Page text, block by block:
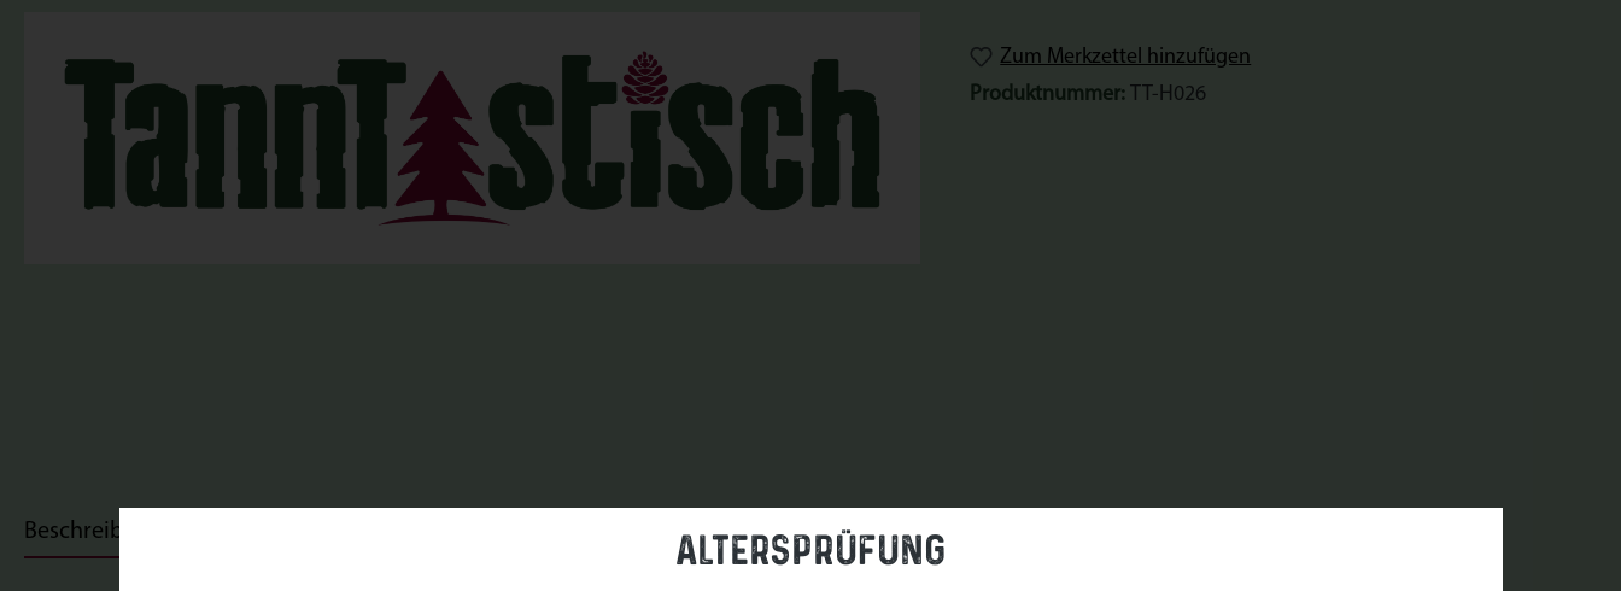
Zum Merkzettel hinzufügen
Produktnummer:
TT-H026
Beschreibung Altersprüfung